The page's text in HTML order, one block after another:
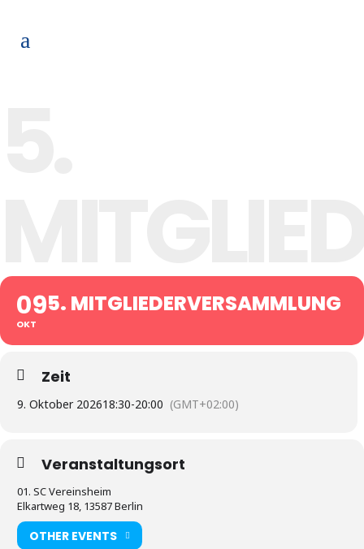
09
OKT
5. MITGLIEDERVERSAMMLUNG
Zeit
9. Oktober 202618:30-20:00 (GMT+02:00)
Veranstaltungsort
01. SC Vereinsheim
Elkartweg 18, 13587 Berlin
OTHER EVENTS